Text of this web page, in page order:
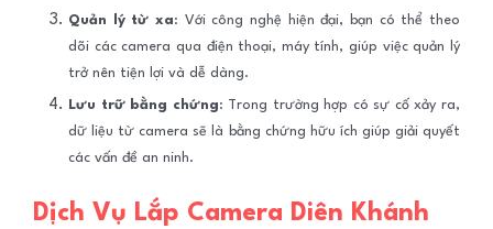
Quản lý từ xa: Với công nghệ hiện đại, bạn có thể theo
dõi các camera qua điện thoại, máy tính, giúp việc quản lý
trở nên tiện lợi và dễ dàng.
Lưu trữ bằng chứng: Trong trường hợp có sự cố xảy ra,
dữ liệu từ camera sẽ là bằng chứng hữu ích giúp giải quyết
các vấn đề an ninh.
Dịch Vụ Lắp Camera Diên Khánh